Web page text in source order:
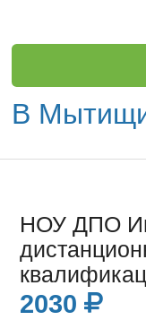
В
НОУ ДПО
2030